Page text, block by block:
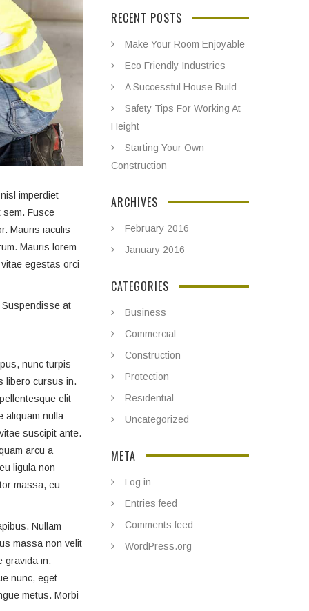
imperdiet
sem. Fusce
Mauris iaculis
Mauris lorem
egestas orci
Suspendisse at
nunc turpis
libero cursus in.
elit
aliquam nulla
suscipit ante.
arcu a
ligula non
massa, eu
Nullam
massa non velit
gravida in.
nunc, eget
metus. Morbi
RECENT POSTS
Make Your Room Enjoyable
Eco Friendly Industries
A Successful House Build
Safety Tips For Working At
Height
Starting Your Own
Construction
ARCHIVES
February 2016
January 2016
CATEGORIES
Business
Commercial
Construction
Protection
Residential
Uncategorized
META
Log in
Entries feed
Comments feed
WordPress.org